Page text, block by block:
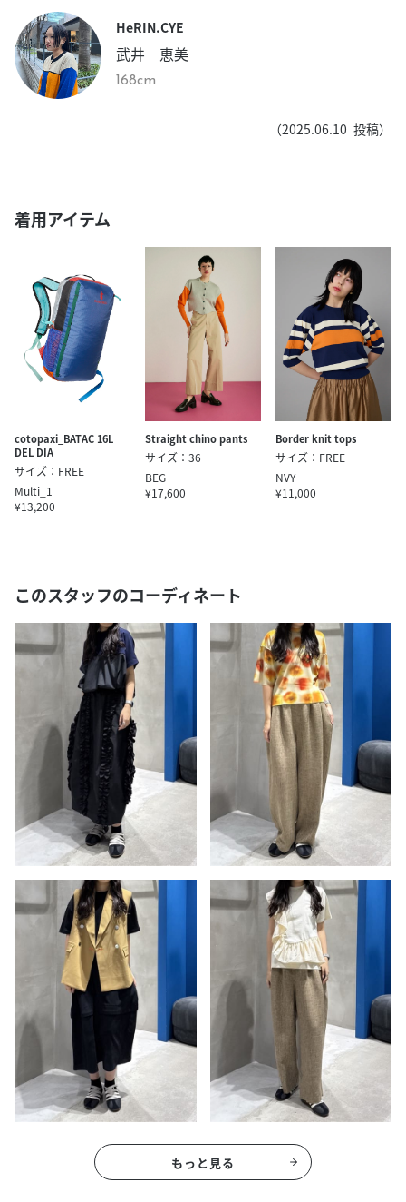
HeRIN.CYE
武井 恵美
168cm
（2025.06.10 投稿）
着用アイテム
cotopaxi_BATAC 16L
DEL DIA
サイズ：FREE
Multi_1
¥13,200
Straight chino pants
サイズ：36
BEG
¥17,600
Border knit tops
サイズ：FREE
NVY
¥11,000
このスタッフのコーディネート
もっと見る